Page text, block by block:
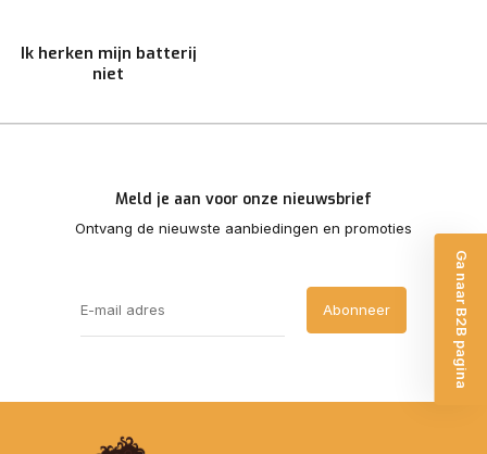
Ik herken mijn batterij
niet
Meld je aan voor onze nieuwsbrief
Ontvang de nieuwste aanbiedingen en promoties
Abonneer Ga naar B2B pagina